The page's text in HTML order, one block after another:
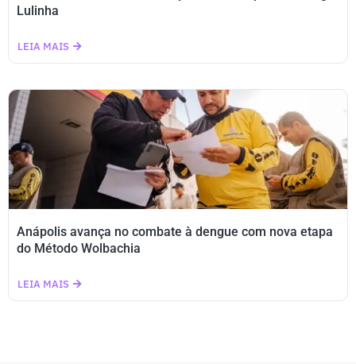
Lulinha
LEIA MAIS
Anápolis avança no combate à dengue com nova etapa
do Método Wolbachia
LEIA MAIS